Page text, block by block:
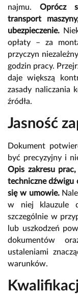
najmu. Oprócz
transport
ubezpieczenie.
opłaty – za
przyczyn
godzin pracy.
daje większą
zasady naliczania
źródła.
Jasność
Dokument
być precyzyjny i
Opis zakresu
techniczne dźwigu
się w umowie.
w niej klauzule
szczególnie w
lub uszkodzeń
dokumentów
ustaleniami
warunków.